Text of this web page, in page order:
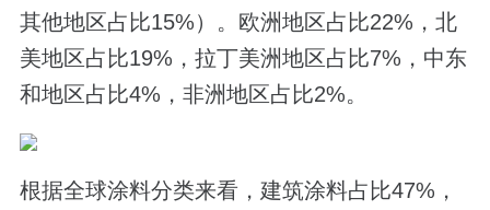
其他地区占比15%）。欧洲地区占比22%，北
美地区占比19%，拉丁美洲地区占比7%，中东
和地区占比4%，非洲地区占比2%。
根据全球涂料分类来看，建筑涂料占比47%，